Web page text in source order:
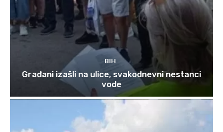
BIH
Građani izašli na ulice, svakodnevni nestanci
vode